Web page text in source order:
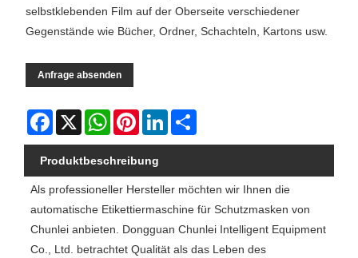
selbstklebenden Film auf der Oberseite verschiedener
Gegenstände wie Bücher, Ordner, Schachteln, Kartons usw.
Anfrage absenden
Facebook
X WhatsAppPinterestLinkedIn
Produktbeschreibung
Als professioneller Hersteller möchten wir Ihnen die
automatische Etikettiermaschine für Schutzmasken von
Chunlei anbieten. Dongguan Chunlei Intelligent Equipment
Co., Ltd. betrachtet Qualität als das Leben des